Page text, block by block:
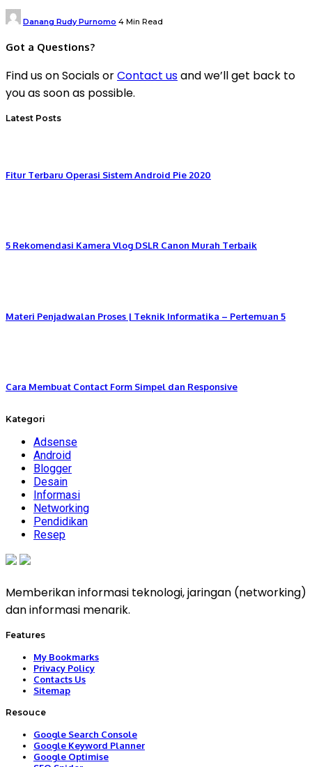
Posted
by
Danang Rudy Purnomo 4 Min Read
Got a Questions?
Find us on Socials orContact usand we’ll get back to
you as soon as possible.
Latest Posts
Fitur Terbaru Operasi Sistem Android Pie 2020
5 Rekomendasi Kamera Vlog DSLR Canon Murah Terbaik
Materi Penjadwalan Proses | Teknik Informatika – Pertemuan 5
Cara Membuat Contact Form Simpel dan Responsive
Kategori
Adsense
Android
Blogger
Desain
Informasi
Networking
Pendidikan
Resep
Memberikan informasi teknologi, jaringan (networking)
dan informasi menarik.
Features
My Bookmarks
Privacy Policy
Contacts Us
Sitemap
Resouce
Google Search Console
Google Keyword Planner
Google Optimise